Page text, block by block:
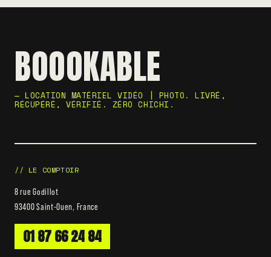
BOOOKABLE
— LOCATION MATÉRIEL VIDÉO | PHOTO. LIVRÉ,
RÉCUPÉRÉ, VÉRIFIÉ. ZÉRO CHICHI.
// LE COMPTOIR
8 rue Godillot
93400 Saint-Ouen, France
01 87 66 24 84